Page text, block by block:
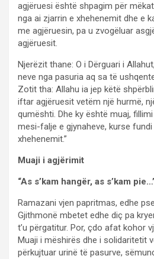
agjëruesi është shpagim për
nga ai zjarrin e xhehenemit dhe e
me agjëruesin, pa u zvogëluar
agjëruesit.
Njerëzit thane: O i Dërguari i
neve nga pasuria aq sa të
Zotit tha: Allahu ia jep këtë
iftar agjëruesit vetëm një hurmë,
qumështi. Dhe ky është muaj,
mesi-falje e gjynaheve, kurse
xhehenemit.”
Muaji i agjërimit
“As s’kam hangër, as s’kam
Ramazani vjen papritmas, edhe
Gjithmonë mbetet edhe diç pa
t’u përgatitur. Por, çdo afat kohor
Muaji i mëshirës dhe i solidaritetit
përkujtuar urinë të pasurve,